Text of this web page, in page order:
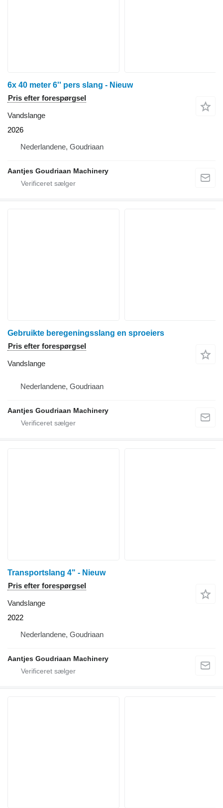
6x 40 meter 6'' pers slang - Nieuw
Pris efter forespørgsel
Vandslange
2026
Nederlandene, Goudriaan
Aantjes Goudriaan Machinery
Gebruikte beregeningsslang en sproeiers
Pris efter forespørgsel
Vandslange
Nederlandene, Goudriaan
Aantjes Goudriaan Machinery
Transportslang 4" - Nieuw
Pris efter forespørgsel
Vandslange
2022
Nederlandene, Goudriaan
Aantjes Goudriaan Machinery